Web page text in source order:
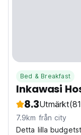
Bed & Breakfast
Inkawasi
8.3Utmärkt
7.9km från city
Detta lilla